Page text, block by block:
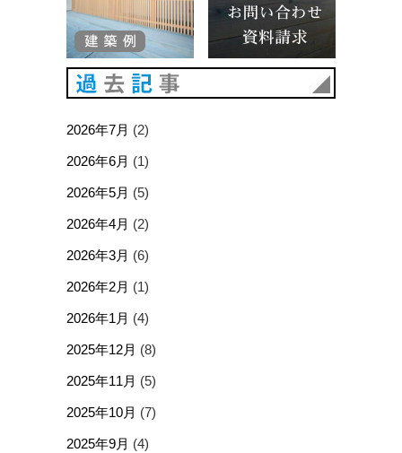
2026年7月 (2)
2026年6月 (1)
2026年5月 (5)
2026年4月 (2)
2026年3月 (6)
2026年2月 (1)
2026年1月 (4)
2025年12月 (8)
2025年11月 (5)
2025年10月 (7)
2025年9月 (4)